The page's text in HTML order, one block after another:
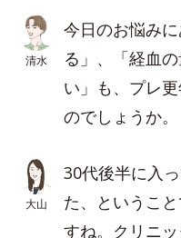
清水
今日のお悩み
る」、「経血
い」も、プレ
のでしょうか。
大山
30代後半に入
た、というこ
すね。クリニ